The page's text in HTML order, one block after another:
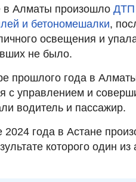
в Алматы произошло ДТП
и бетономешалки,
освещения и
не было.
прошлого года в
с управлением и
водитель и пассажир.
2024 года в Астане
которого один